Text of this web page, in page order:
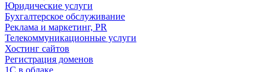
Юридические услуги
Бухгалтерское обслуживание
Реклама и маркетинг, PR
Телекоммуникационные услуги
Хостинг сайтов
Регистрация доменов
1С в облаке